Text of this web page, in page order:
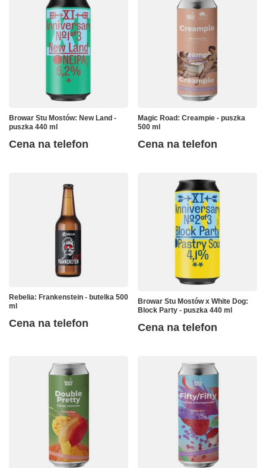
Browar Stu Mostów: New Land -
puszka 440 ml
Cena na telefon
Magic Road: Creampie - puszka
500 ml
Cena na telefon
Rebelia: Frankenstein - butelka 500
ml
Cena na telefon
Browar Stu Mostów x White Dog:
Block Party - puszka 440 ml
Cena na telefon